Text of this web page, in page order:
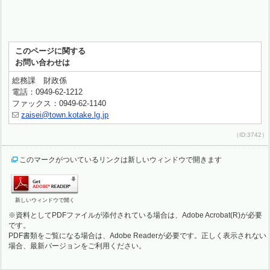
このページに関する
お問い合わせは
総務課 財政係
電話：0949-62-1212
ファックス：0949-62-1140
zaisei@town.kotake.lg.jp
（ID:3742）
このマークがついているリンクは新しいウィンドウで開きます
新しいウィンドウで開く
※資料としてPDFファイルが添付されている場合は、Adobe Acrobat(R)が必要
です。
PDF書類をご覧になる場合は、Adobe Readerが必要です。正しく表示されない
場合、最新バージョンをご利用ください。